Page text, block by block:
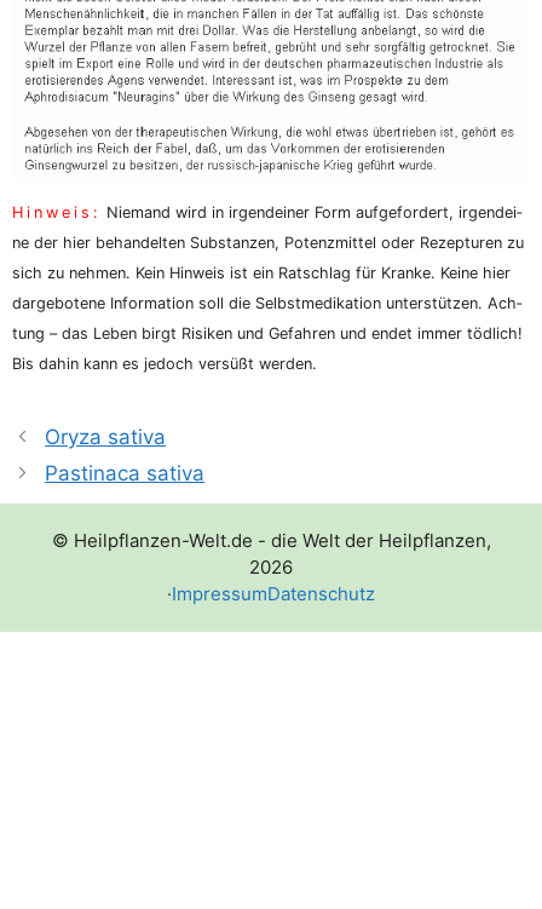
Hin­weis: Nie­mand wird in irgend­ei­ner Form auf­ge­for­dert, irgend­ei­
ne der hier behan­del­ten Sub­stan­zen, Potenz­mit­tel oder Rezep­tu­ren zu
sich zu neh­men. Kein Hin­weis ist ein Rat­schlag für Kran­ke. Kei­ne hier
dar­ge­bo­te­ne Infor­ma­ti­on soll die Selbst­me­di­ka­ti­on unter­stüt­zen. Ach­
tung – das Leben birgt Risi­ken und Gefah­ren und endet immer töd­lich!
Bis dahin kann es jedoch ver­süßt werden.
Oryza sativa
Pastinaca sativa
© Heilpflanzen-Welt.de - die Welt der Heilpflanzen,
2026
·ImpressumDatenschutz